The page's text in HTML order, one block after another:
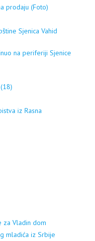
prodaju (Foto)
Sjenica Vahid
na periferiji Sjenice
iz Rasna
za Vladin dom
mladića iz Srbije